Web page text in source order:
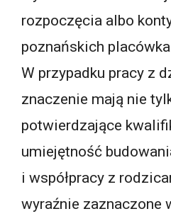
rozpoczęcia albo
poznańskich
W przypadku pracy z
znaczenie mają nie
potwierdzające
umiejętność
i współpracy z
wyraźnie zaznaczone